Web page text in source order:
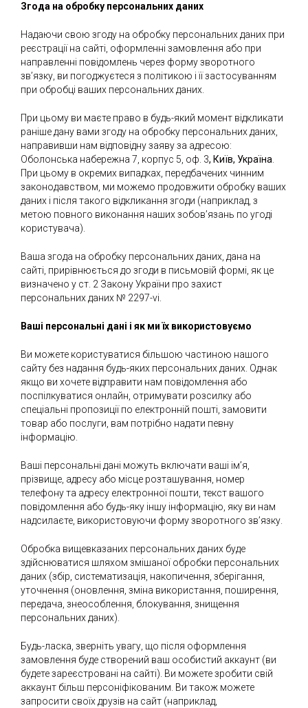
Згода на обробку персональних даних
Надаючи свою згоду на обробку персональних даних при
реєстрації на сайті, оформленні замовлення або при
направленні повідомлень через форму зворотного
зв’язку, ви погоджуєтеся з політикою і її застосуванням
при обробці ваших персональних даних.
При цьому ви маєте право в будь-який момент відкликати
раніше дану вами згоду на обробку персональних даних,
направивши нам відповідну заяву за адресою:
Оболонська набережна 7, корпус 5, оф. 3, Київ, Україна
При цьому в окремих випадках, передбачених чинним
законодавством, ми можемо продовжити обробку ваших
даних і після такого відкликання згоди (наприклад, з
метою повного виконання наших зобов’язань по угоді
користувача).
Ваша згода на обробку персональних даних, дана на
сайті, прирівнюється до згоди в письмовій формі, як це
визначено у ст. 2 Закону України про захист
персональних даних № 2297-vi.
Ваші персональні дані і як ми їх використовуємо
Ви можете користуватися більшою частиною нашого
сайту без надання будь-яких персональних даних. Однак
якщо ви хочете відправити нам повідомлення або
поспілкуватися онлайн, отримувати розсилку або
спеціальні пропозиції по електронній пошті, замовити
товар або послуги, вам потрібно надати певну
інформацію.
Ваші персональні дані можуть включати ваші ім’я,
прізвище, адресу або місце розташування, номер
телефону та адресу електронної пошти, текст вашого
повідомлення або будь-яку іншу інформацію, яку ви нам
надсилаєте, використовуючи форму зворотного зв’язку.
Обробка вищевказаних персональних даних буде
здійснюватися шляхом змішаної обробки персональних
даних (збір, систематизація, накопичення, зберігання,
уточнення (оновлення, зміна використання, поширення,
передача, знеособлення, блокування, знищення
персональних даних).
Будь-ласка, зверніть увагу, що після оформлення
замовлення буде створений ваш особистий аккаунт (ви
будете зареєстровані на сайті). Ви можете зробити свій
аккаунт більш персоніфікованим. Ви також можете
запросити своїх друзів на сайт (наприклад,